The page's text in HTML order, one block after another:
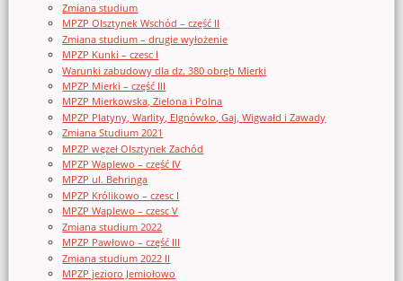
Zmiana studium
MPZP Olsztynek Wschód – część II
Zmiana studium – drugie wyłożenie
MPZP Kunki – czesc I
Warunki zabudowy dla dz. 380 obręb Mierki
MPZP Mierki – część III
MPZP Mierkowska, Zielona i Polna
MPZP Platyny, Warlity, Elgnówko, Gaj, Wigwałd i Zawady
Zmiana Studium 2021
MPZP węzeł Olsztynek Zachód
MPZP Waplewo – część IV
MPZP ul. Behringa
MPZP Królikowo – czesc I
MPZP Waplewo – czesc V
Zmiana studium 2022
MPZP Pawłowo – część III
Zmiana studium 2022 II
MPZP jezioro Jemiołowo